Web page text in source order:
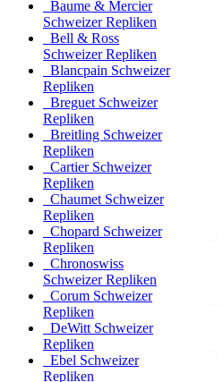
Baume & Mercier
Schweizer Repliken
Bell & Ross
Schweizer Repliken
Blancpain Schweizer
Repliken
Breguet Schweizer
Repliken
Breitling Schweizer
Repliken
Cartier Schweizer
Repliken
Chaumet Schweizer
Repliken
Chopard Schweizer
Repliken
Chronoswiss
Schweizer Repliken
Corum Schweizer
Repliken
DeWitt Schweizer
Repliken
Ebel Schweizer
Repliken